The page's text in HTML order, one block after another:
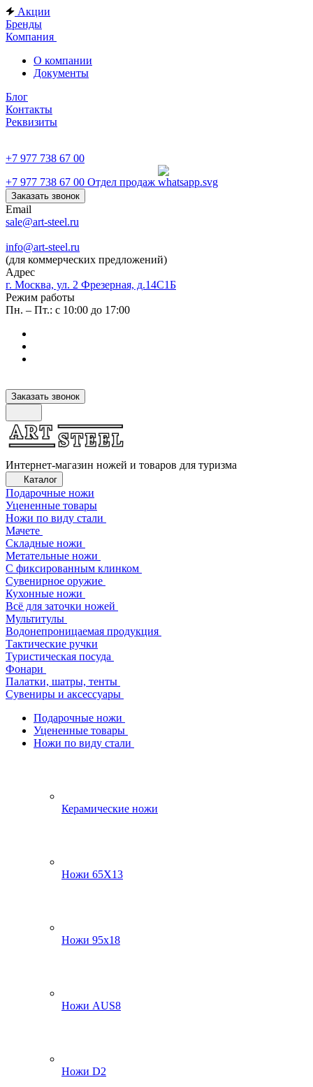
Акции
Бренды
Компания
О компании
Документы
Блог
Контакты
Реквизиты
+7 977 738 67 00
+7 977 738 67 00 Отдел продаж
Заказать звонок
Email
sale@art-steel.ru
info@art-steel.ru
(для коммерческих предложений)
Адрес
г. Москва, ул. 2 Фрезерная, д.14С1Б
Режим работы
Пн. – Пт.: с 10:00 до 17:00
Заказать звонок
Интернет-магазин ножей и товаров для туризма
Каталог
Подарочные ножи
Уцененные товары
Ножи по виду стали
Мачете
Складные ножи
Метательные ножи
С фиксированным клинком
Сувенирное оружие
Кухонные ножи
Всё для заточки ножей
Мультитулы
Водонепроницаемая продукция
Тактические ручки
Туристическая посуда
Фонари
Палатки, шатры, тенты
Сувениры и аксессуары
Подарочные ножи
Уцененные товары
Ножи по виду стали
Керамические ножи
Ножи 65Х13
Ножи 95х18
Ножи AUS8
Ножи D2